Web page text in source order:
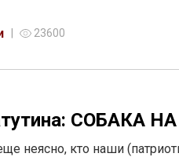
23600
СОБАКА
неясно, кто наши